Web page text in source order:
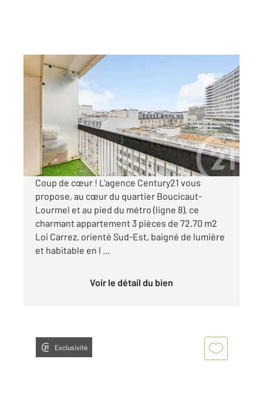
PARIS 75015
72,70 m2, 3 pièces
Ref : 17554
Appartement T3 à vendre
630 000 €
Visiter le site dédié
Coup de cœur ! L'agence Century21 vous
propose, au cœur du quartier Boucicaut-
Lourmel et au pied du métro (ligne 8), ce
charmant appartement 3 pièces de 72,70 m2
Loi Carrez, orienté Sud-Est, baigné de lumière
et habitable en l ...
Voir le détail du bien
Exclusivité